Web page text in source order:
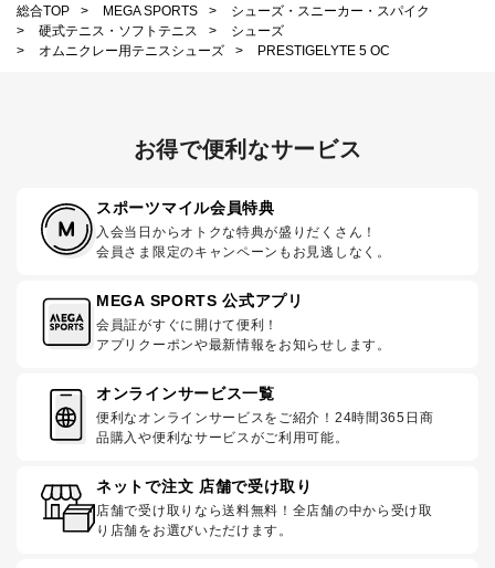
総合TOP
> MEGA SPORTS >
シューズ・スニーカー・スパイク
>
硬式テニス・ソフトテニス >
シューズ
>
オムニクレー用テニスシューズ > PRESTIGELYTE 5 OC
お得で便利なサービス
スポーツマイル会員特典
入会当日からオトクな特典が盛りだくさん！
会員さま限定のキャンペーンもお見逃しなく。
MEGA SPORTS 公式アプリ
会員証がすぐに開けて便利！
アプリクーポンや最新情報をお知らせします。
オンラインサービス一覧
便利なオンラインサービスをご紹介！24時間365日商
品購入や便利なサービスがご利用可能。
ネットで注文 店舗で受け取り
店舗で受け取りなら送料無料！全店舗の中から受け取
り店舗をお選びいただけます。